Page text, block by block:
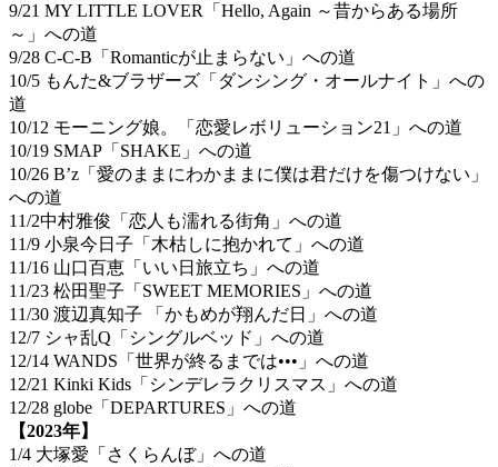
9/21 MY LITTLE LOVER「Hello, Again ～昔からある場所
～」への道
9/28 C-C-B「Romanticが止まらない」への道
10/5 もんた&ブラザーズ「ダンシング・オールナイト」への
道
10/12 モーニング娘。「恋愛レボリューション21」への道
10/19 SMAP「SHAKE」への道
10/26 B’z「愛のままにわかままに僕は君だけを傷つけない」
への道
11/2中村雅俊「恋人も濡れる街角」への道
11/9 小泉今日子「木枯しに抱かれて」への道
11/16 山口百恵「いい日旅立ち」への道
11/23 松田聖子「SWEET MEMORIES」への道
11/30 渡辺真知子 「かもめが翔んだ日」への道
12/7 シャ乱Q「シングルベッド」への道
12/14 WANDS「世界が終るまでは•••」への道
12/21 Kinki Kids「シンデレラクリスマス」への道
12/28 globe「DEPARTURES」への道
【2023年】
1/4 大塚愛「さくらんぼ」への道